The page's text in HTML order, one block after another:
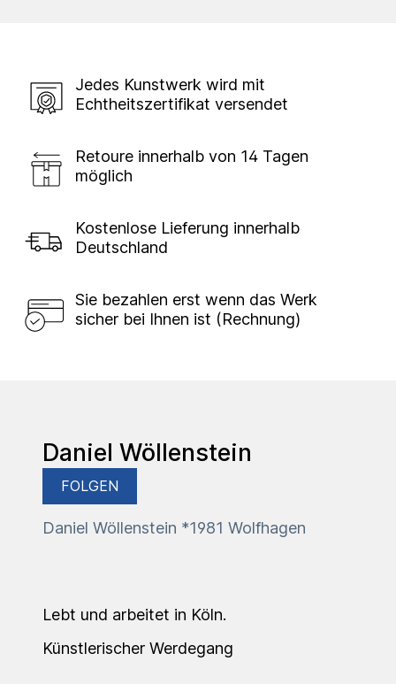
Jedes Kunstwerk wird mit
Echtheitszertifikat versendet
Retoure innerhalb von 14 Tagen
möglich
Kostenlose Lieferung innerhalb
Deutschland
Sie bezahlen erst wenn das Werk
sicher bei Ihnen ist (Rechnung)
Daniel Wöllenstein
FOLGEN
Daniel Wöllenstein *1981 Wolfhagen
Lebt und arbeitet in Köln.
Künstlerischer Werdegang